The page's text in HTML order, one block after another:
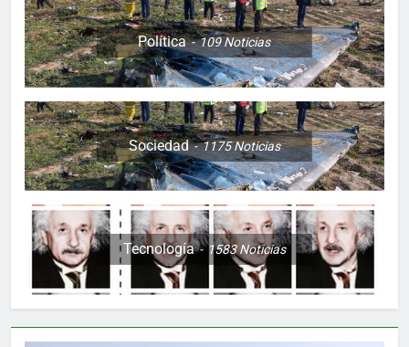
Política 109Noticias
Sociedad 1175Noticias
Tecnología 1583Noticias